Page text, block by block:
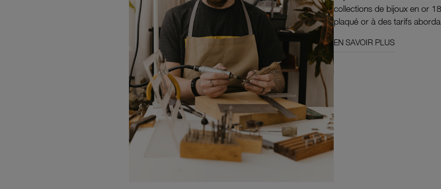
collections de bijoux en or
plaqué or à des tarifs
EN SAVOIR PLUS